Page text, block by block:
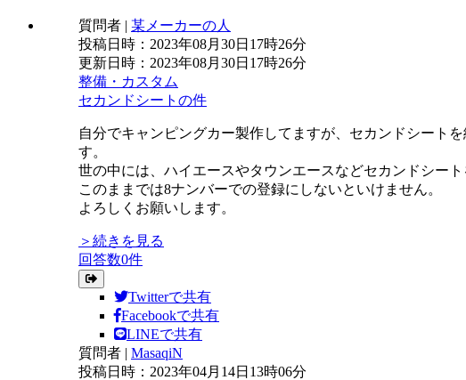
質問者 | 某メーカーの人
投稿日時：2023年08月30日17時26分
更新日時：2023年08月30日17時26分
整備・カスタム
セカンドシートの件
自分でキャンピングカー製作してますが、セカンドシート
す。
世の中には、ハイエースやタウンエースなどセカンドシー
このままでは8ナンバーでの登録にしないといけません。
よろしくお願いします。
＞続きを見る
回答数0件
Twitterで共有
Facebookで共有
LINEで共有
質問者 | MasaqiN
投稿日時：2023年04月14日13時06分